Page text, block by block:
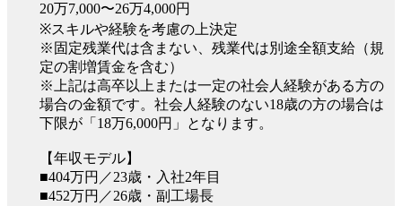
20万7,000〜26万4,000円
※スキルや経験を考慮の上決定
※固定残業代は含まない、残業代は別途全額支給（規
定の割増賃金を含む）
※上記は高卒以上または一定の社会人経験がある方の
場合の金額です。社会人経験のない18歳の方の場合は
下限が「18万6,000円」となります。
【年収モデル】
■404万円／23歳・入社2年目
■452万円／26歳・副工場長